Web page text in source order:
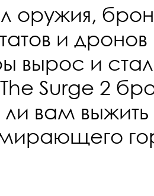
оружия,
и
вырос и
Surge 2
ли вам